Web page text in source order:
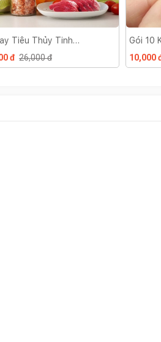
Tiêu Thủy Tinh
đ 26,000 đ
Gói 10
10,000